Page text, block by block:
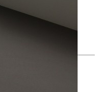
полистирол с